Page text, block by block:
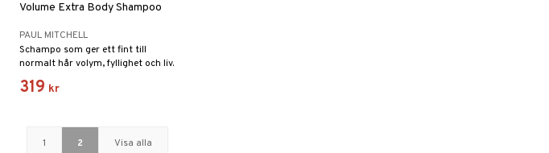
Volume Extra Body Shampoo
PAUL MITCHELL
Schampo som ger ett fint till
normalt hår volym, fyllighet och liv.
319 kr
1 2 Visa alla